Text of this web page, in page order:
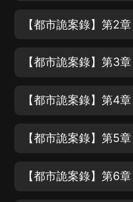
【都市詭案錄】第3
【都市詭案錄】第5
【都市詭案錄】第6